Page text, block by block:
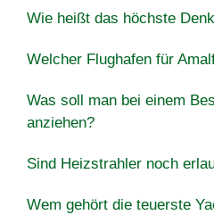
Wie heißt das höchste
Welcher Flughafen für
Was soll man bei einem
anziehen?
Sind Heizstrahler noch
Wem gehört die teuerste